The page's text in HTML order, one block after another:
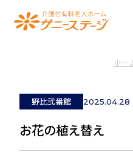
介護付有料老人
ホー
野比弐番館 2025.04.28
お花の植え替え